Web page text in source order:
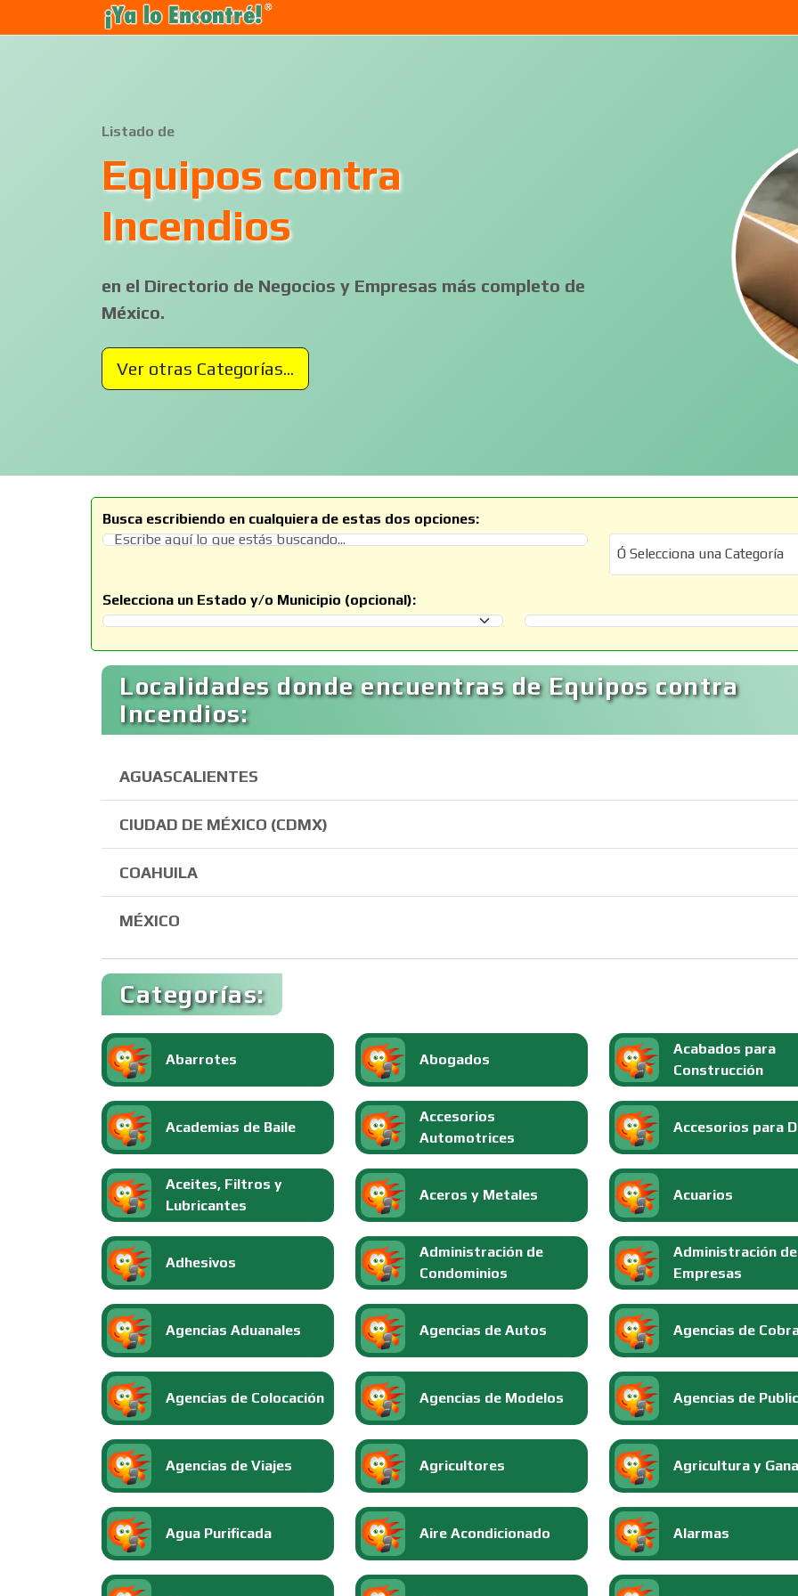
Listado de
Equipos contra
Incendios
en el Directorio de Negocios y Empresas más completo de
México.
Ver otras Categorías...
Busca escribiendo en cualquiera de estas dos opciones:
Ó Selecciona una Categoría
Ó Selecciona una Categoría
Selecciona un Estado y/o Municipio (opcional):
Selecciona un Estado
Selecciona un Municipio
Localidades donde encuentras de Equipos contra
Incendios:
AGUASCALIENTES
CIUDAD DE MÉXICO (CDMX)
COAHUILA
MÉXICO
Categorías:
Abarrotes Abogados
Acabados para
Construcción
Academias de Baile
Accesorios
Automotrices
Accesorios para
Aceites, Filtros y
Lubricantes
Aceros y Metales Acuarios
Adhesivos
Administración de
Condominios
Administración de
Empresas
Agencias Aduanales Agencias de Autos Agencias de
Agencias de Colocación Agencias de Modelos Agencias de
Agencias de Viajes Agricultores Agricultura y
Agua Purificada Aire Acondicionado Alarmas